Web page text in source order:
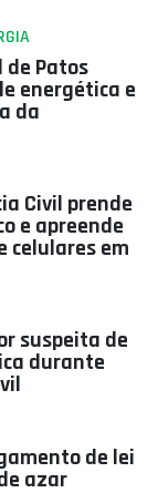
de Patos
energética e
da
Civil prende
e apreende
celulares em
suspeita de
durante
de lei
azar